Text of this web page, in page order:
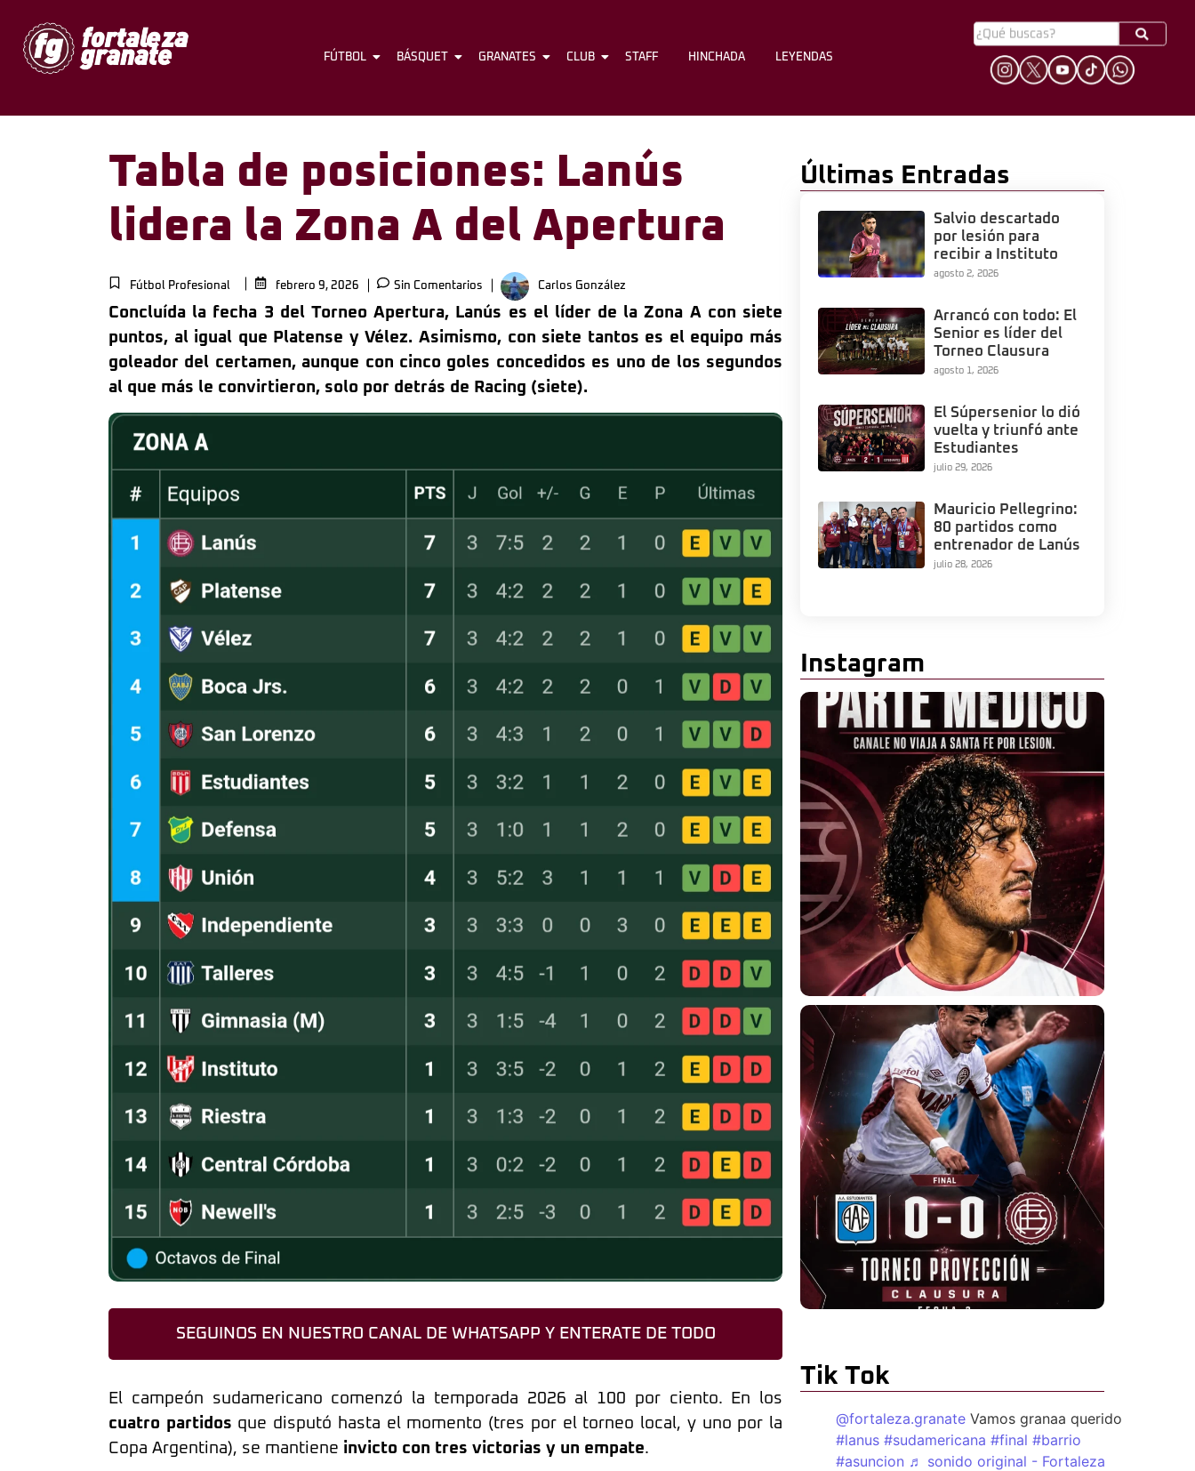
FÚTBOL BÁSQUET GRANATES CLUB STAFF HINCHADA
FÚTBOL BÁSQUET GRANATES CLUB STAFF HINCHADA LEYENDAS
Tabla de posiciones: Lanús
lidera la Zona A del Apertura
Fútbol Profesional febrero 9, 2026 Sin Comentarios Carlos González
Concluída la fecha 3 del Torneo Apertura, Lanús es el líder de la Zona A con siete
puntos, al igual que Platense y Vélez. Asimismo, con siete tantos es el equipo más
goleador del certamen, aunque con cinco goles concedidos es uno de los segundos
al que más le convirtieron, solo por detrás de Racing (siete).
SEGUINOS EN NUESTRO CANAL DE WHATSAPP Y ENTERATE DE TODO
El campeón sudamericano comenzó la temporada 2026 al 100 por ciento. En los
cuatro partidos que disputó hasta el momento (tres por el torneo local, y uno por la
Copa Argentina), se mantiene invicto con tres victorias y un empate.
Últimas Entradas
Salvio descartado
por lesión para
recibir a Instituto
agosto 2, 2026
Arrancó con todo: El
Senior es líder del
Torneo Clausura
agosto 1, 2026
El Súpersenior lo dió
vuelta y triunfó ante
Estudiantes
julio 29, 2026
Mauricio Pellegrino:
80 partidos como
entrenador de Lanús
julio 28, 2026
Instagram
Tik Tok
@fortaleza.granate Vamos granaa querido
#lanus #sudamericana #final #barrio
#asuncion ♬ sonido original - Fortaleza